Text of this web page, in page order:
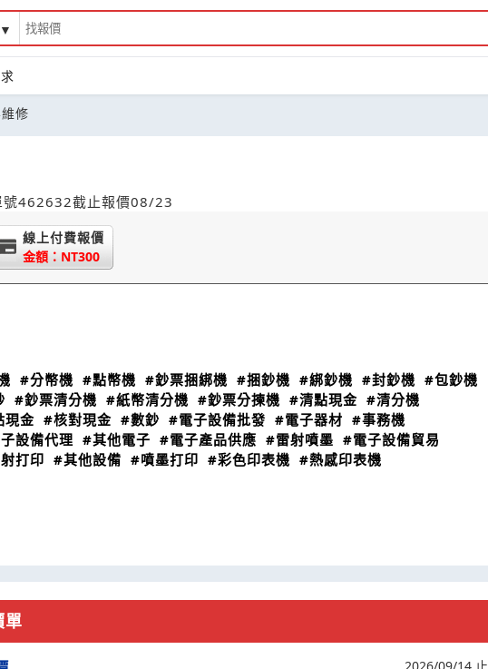
修
號462632截止報價08/23
線上付費報價
金額：NT300
#分幣機 #點幣機 #鈔票捆綁機 #捆鈔機 #綁鈔機 #封鈔機 #包鈔機
#鈔票清分機 #紙幣清分機 #鈔票分揀機 #清點現金 #清分機
現金 #核對現金 #數鈔 #電子設備批發 #電子器材 #事務機
設備代理 #其他電子 #電子產品供應 #雷射噴墨 #電子設備貿易
打印 #其他設備 #噴墨打印 #彩色印表機 #熱感印表機
單